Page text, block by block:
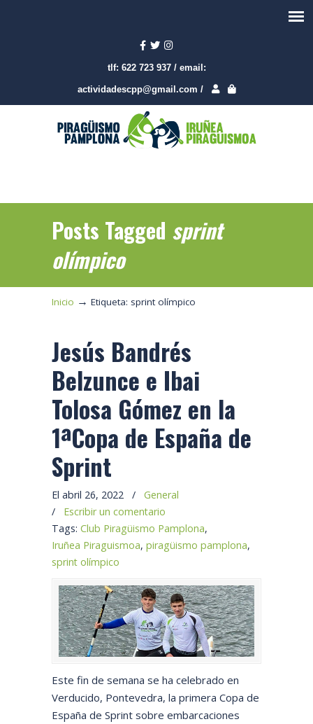
tlf: 622 723 937 / email:
actividadescpp@gmail.com /
Posts Tagged sprint
olímpico
Inicio → Etiqueta: sprint olímpico
Jesús Bandrés
Belzunce e Ibai
Tolosa Gómez en la
1ªCopa de España de
Sprint
El abril 26, 2022 /
General
/ Escribir un comentario
Tags: Club Piragüismo Pamplona,
Iruñea Piraguismoa, piragüismo pamplona,
sprint olímpico
Este fin de semana se ha celebrado en
Verducido, Pontevedra, la primera Copa de
España de Sprint sobre embarcaciones